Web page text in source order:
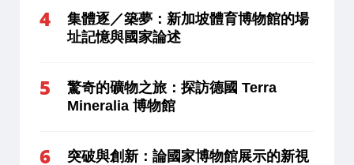
集體逐／築夢：新加坡體育博物館的場
址記憶與國家論述
驚奇的礦物之旅：探訪德國 Terra
Mineralia 博物館
突破與創新：論國家博物館展示的新視